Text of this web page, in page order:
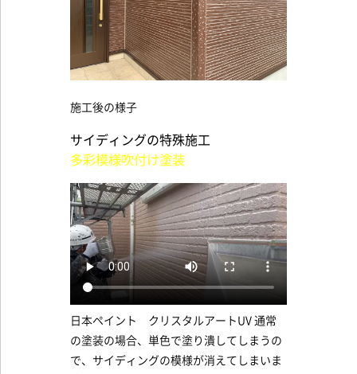
施工後の様子
サイディングの特殊施工
多彩模様吹付け塗装
日本ペイント クリスタルアートUV 通常
の塗装の場合、単色で塗り潰してしまうの
で、サイディングの模様が消えてしまいま